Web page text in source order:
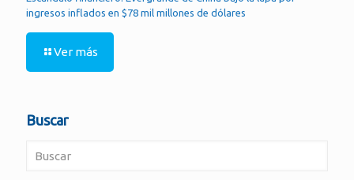
ingresos inflados en $78 mil millones de dólares
Ver más
Buscar